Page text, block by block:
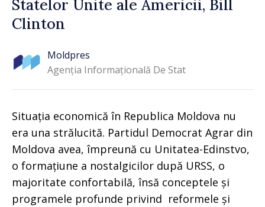
Statelor Unite ale Americii, Bill
Clinton
Moldpres
Agenția Informațională De Stat
Situația economică în Republica Moldova nu
era una strălucită. Partidul Democrat Agrar din
Moldova avea, împreună cu Unitatea-Edinstvo,
o formațiune a nostalgicilor după URSS, o
majoritate confortabilă, însă conceptele și
programele profunde privind reformele și